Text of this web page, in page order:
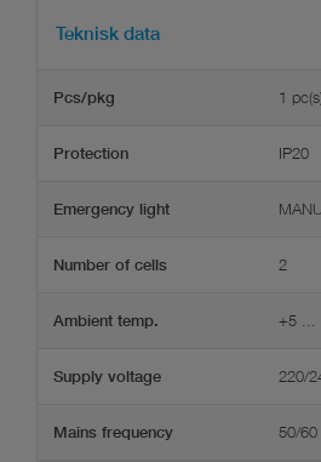
Teknisk data
Pcs/pkg 1
Protection IP20
Emergency light
Number of cells 2
Ambient temp. +5 ...
Supply voltage 220/
Mains frequency 50/60